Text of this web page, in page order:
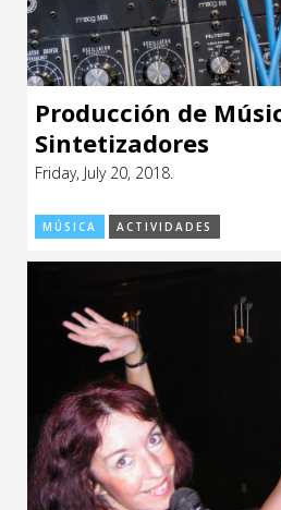
Producción de
Sintetizadores
Friday, July 20, 2018.
MÚSICA ACTIVIDADES